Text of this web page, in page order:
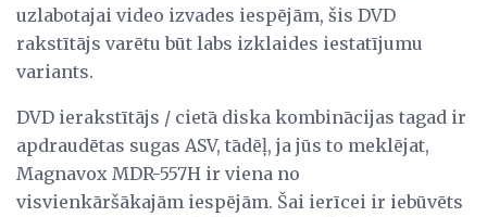
uzlabotajai video izvades iespējām, šis DVD
rakstītājs varētu būt labs izklaides iestatījumu
variants.
DVD ierakstītājs / cietā diska kombinācijas tagad ir
apdraudētas sugas ASV, tādēļ, ja jūs to meklējat,
Magnavox MDR-557H ir viena no
visvienkāršākajām iespējām. Šai ierīcei ir iebūvēts